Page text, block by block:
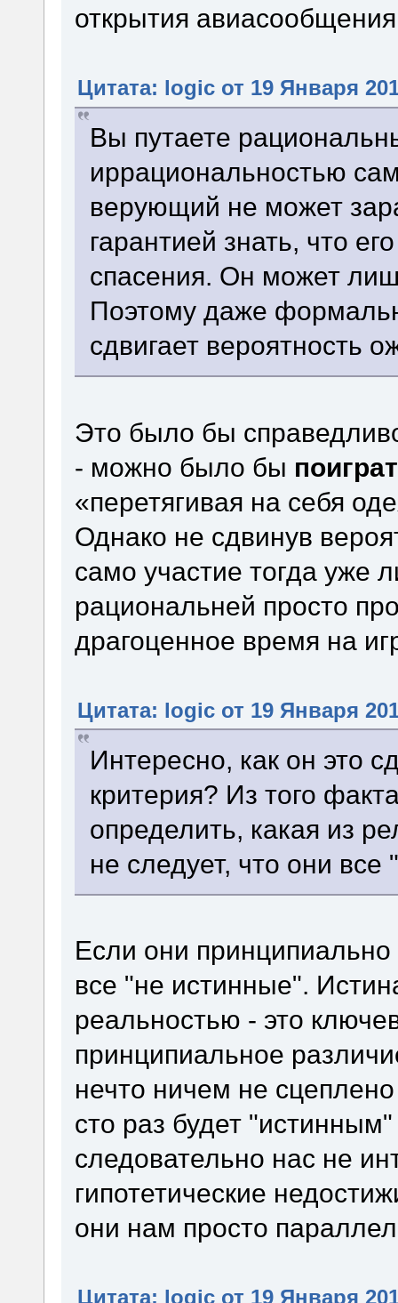
открытия
Цитата: logic от 19 Января
Вы путаете
иррациональностью
верующий не может
гарантией знать, что
спасения. Он может
Поэтому даже
сдвигает вероятность
Это было бы
- можно было бы
«перетягивая на себя
Однако не сдвинув
само участие тогда уже
рациональней просто
драгоценное время на
Цитата: logic от 19 Января
Интересно, как он это
критерия? Из того
определить, какая из
не следует, что они
Если они
все "не истинные".
реальностью - это
принципиальное
нечто ничем не
сто раз будет
следовательно нас не
гипотетические
они нам просто
Цитата: logic от 19 Января